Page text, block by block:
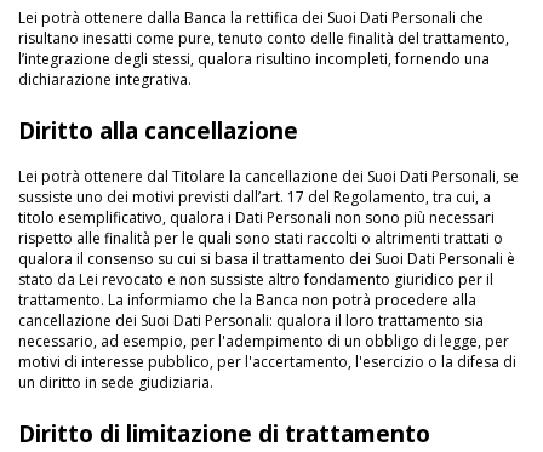
Lei potrà ottenere dalla Banca la rettifica dei Suoi Dati Personali che
risultano inesatti come pure, tenuto conto delle finalità del trattamento,
l’integrazione degli stessi, qualora risultino incompleti, fornendo una
dichiarazione integrativa.
Diritto alla cancellazione
Lei potrà ottenere dal Titolare la cancellazione dei Suoi Dati Personali, se
sussiste uno dei motivi previsti dall’art. 17 del Regolamento, tra cui, a
titolo esemplificativo, qualora i Dati Personali non sono più necessari
rispetto alle finalità per le quali sono stati raccolti o altrimenti trattati o
qualora il consenso su cui si basa il trattamento dei Suoi Dati Personali è
stato da Lei revocato e non sussiste altro fondamento giuridico per il
trattamento. La informiamo che la Banca non potrà procedere alla
cancellazione dei Suoi Dati Personali: qualora il loro trattamento sia
necessario, ad esempio, per l'adempimento di un obbligo di legge, per
motivi di interesse pubblico, per l'accertamento, l'esercizio o la difesa di
un diritto in sede giudiziaria.
Diritto di limitazione di trattamento